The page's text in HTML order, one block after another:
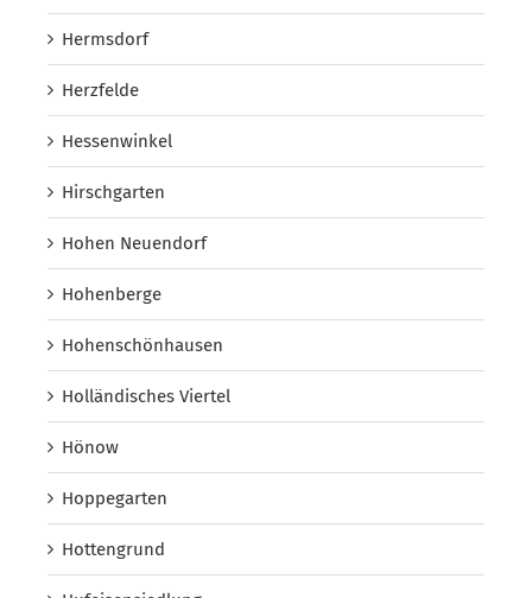
Hermsdorf
Herzfelde
Hessenwinkel
Hirschgarten
Hohen Neuendorf
Hohenberge
Hohenschönhausen
Holländisches Viertel
Hönow
Hoppegarten
Hottengrund